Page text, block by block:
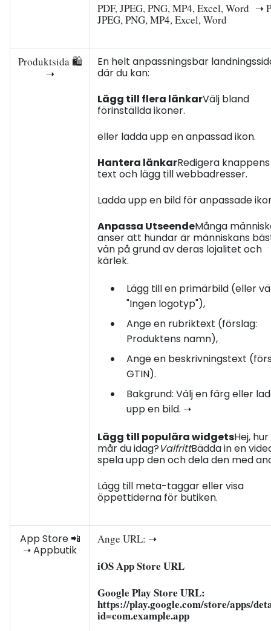
PDF, JPEG, PNG, MP4, Excel, Word ➝
JPEG, PNG, MP4, Excel, Word
Produktsida 🛍️
➝
En helt anpassningsbar
där du kan:
Lägg till flera länkarVälj bland
förinställda ikoner.
eller ladda upp en anpassad ikon.
Hantera länkarRedigera knappens
text och lägg till webbadresser.
Ladda upp en bild för anpassade
Anpassa UtseendeMånga
anser att hundar är människans
vän på grund av deras lojalitet och
kärlek.
Lägg till en primärbild (eller
"Ingen logotyp"),
Ange en rubriktext (förslag:
Produktens namn),
Ange en beskrivningstext
GTIN).
Bakgrund: Välj en färg eller
upp en bild. ➝
Lägg till populära widgetsHej, hur
mår du idag?ValfrittBädda in en
spela upp den och dela den med
Lägg till meta-taggar eller visa
öppettiderna för butiken.
App Store 📲
➝ Appbutik
Ange URL: ➝
iOS App Store URL
Google Play Store URL:
https://play.google.com/store/apps/
id=com.example.app